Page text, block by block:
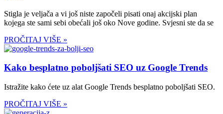
Stigla je veljača a vi još niste započeli pisati onaj akcijski plan
kojega ste sami sebi obećali još oko Nove godine. Svjesni ste da se
PROČITAJ VIŠE »
Kako besplatno poboljšati SEO uz Google Trends
Istražite kako ćete uz alat Google Trends besplatno poboljšati SEO.
PROČITAJ VIŠE »